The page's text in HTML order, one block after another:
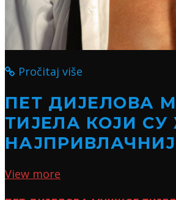
Pročitaj više
ПЕТ ДИЈЕЛОВА
ТИЈЕЛА КОЈИ
View more